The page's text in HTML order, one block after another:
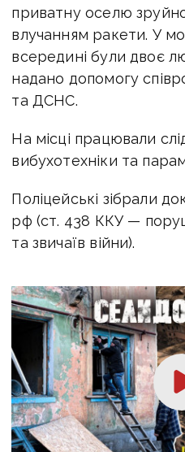
приватну оселю
влучанням ракети. У
всередині були двоє
надано допомогу
та ДСНС.
На місці працювали
вибухотехніки та
Поліцейські зібрали
рф (ст. 438 ККУ —
та звичаїв війни).